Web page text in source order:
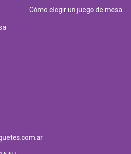
Cómo elegir un juego de mesa